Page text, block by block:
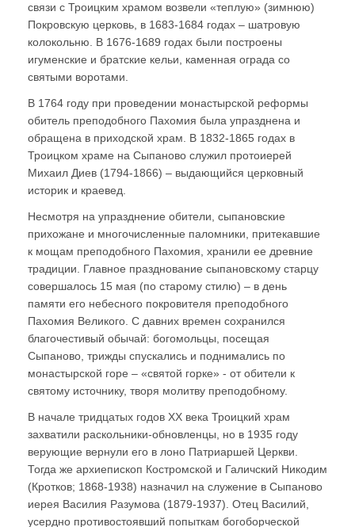
связи с Троицким храмом возвели «теплую» (зимнюю)
Покровскую церковь, в 1683-1684 годах – шатровую
колокольню. В 1676-1689 годах были построены
игуменские и братские кельи, каменная ограда со
святыми воротами.
В 1764 году при проведении монастырской реформы
обитель преподобного Пахомия была упразднена и
обращена в приходской храм. В 1832-1865 годах в
Троицком храме на Сыпаново служил протоиерей
Михаил Диев (1794-1866) – выдающийся церковный
историк и краевед.
Несмотря на упразднение обители, сыпановские
прихожане и многочисленные паломники, притекавшие
к мощам преподобного Пахомия, хранили ее древние
традиции. Главное празднование сыпановскому старцу
совершалось 15 мая (по старому стилю) – в день
памяти его небесного покровителя преподобного
Пахомия Великого. С давних времен сохранился
благочестивый обычай: богомольцы, посещая
Сыпаново, трижды спускались и поднимались по
монастырской горе – «святой горке» - от обители к
святому источнику, творя молитву преподобному.
В начале тридцатых годов ХХ века Троицкий храм
захватили раскольники-обновленцы, но в 1935 году
верующие вернули его в лоно Патриаршей Церкви.
Тогда же архиепископ Костромской и Галичский Никодим
(Кротков; 1868-1938) назначил на служение в Сыпаново
иерея Василия Разумова (1879-1937). Отец Василий,
усердно противостоявший попыткам богоборческой